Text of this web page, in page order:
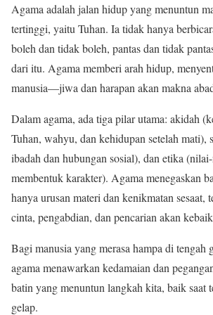
Agama adalah jalan hidup yang menuntun
tertinggi, yaitu Tuhan. Ia tidak hanya
boleh dan tidak boleh, pantas dan tidak
dari itu. Agama memberi arah hidup,
manusia—jiwa dan harapan akan makna
Dalam agama, ada tiga pilar utama: akidah
Tuhan, wahyu, dan kehidupan setelah mati),
ibadah dan hubungan sosial), dan etika
membentuk karakter). Agama menegaskan
hanya urusan materi dan kenikmatan sesaat,
cinta, pengabdian, dan pencarian akan
Bagi manusia yang merasa hampa di tengah
agama menawarkan kedamaian dan
batin yang menuntun langkah kita, baik saat
gelap.